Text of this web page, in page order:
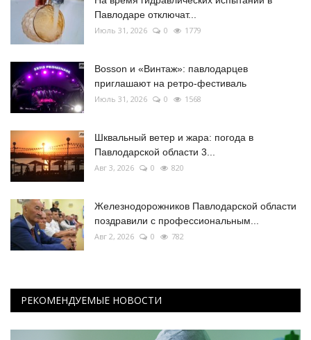
Павлодаре отключат...
Июль 31, 2026 0 1779
Bosson и «Винтаж»: павлодарцев
приглашают на ретро-фестиваль
Июль 31, 2026 0 1568
Шквальный ветер и жара: погода в
Павлодарской области 3...
Авг 3, 2026 0 820
Железнодорожников Павлодарской области
поздравили с профессиональным...
Авг 2, 2026 0 782
РЕКОМЕНДУЕМЫЕ НОВОСТИ